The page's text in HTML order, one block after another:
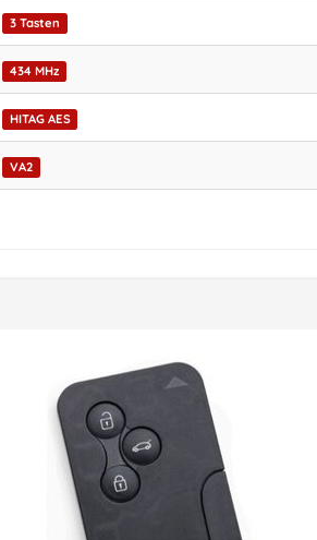
3 Tasten
434 MHz
HITAG AES
VA2